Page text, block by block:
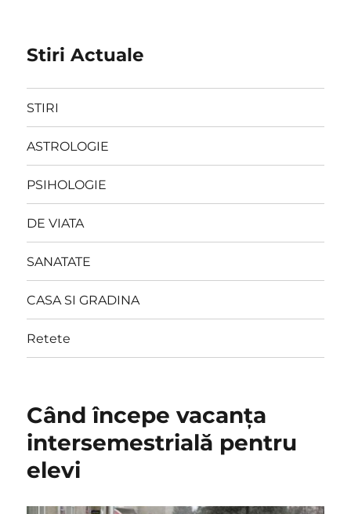
Stiri Actuale
STIRI
ASTROLOGIE
PSIHOLOGIE
DE VIATA
SANATATE
CASA SI GRADINA
Retete
Când începe vacanța
intersemestrială pentru
elevi